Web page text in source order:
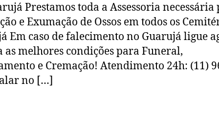
Prestamos toda a Assessoria necessária
e Exumação de Ossos em todos os
Em caso de falecimento no Guarujá ligue
as melhores condições para Funeral,
e Cremação! Atendimento 24h: (11)
no […]